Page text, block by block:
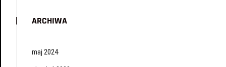
ARCHIWA
maj 2024